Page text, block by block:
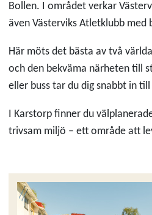
Bollen. I området verkar
även Västerviks Atletklubb med
Här möts det bästa av två
och den bekväma närheten till
eller buss tar du dig snabbt in
I Karstorp finner du
trivsam miljö – ett område att